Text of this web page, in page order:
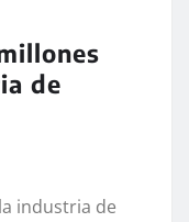
de
industria de